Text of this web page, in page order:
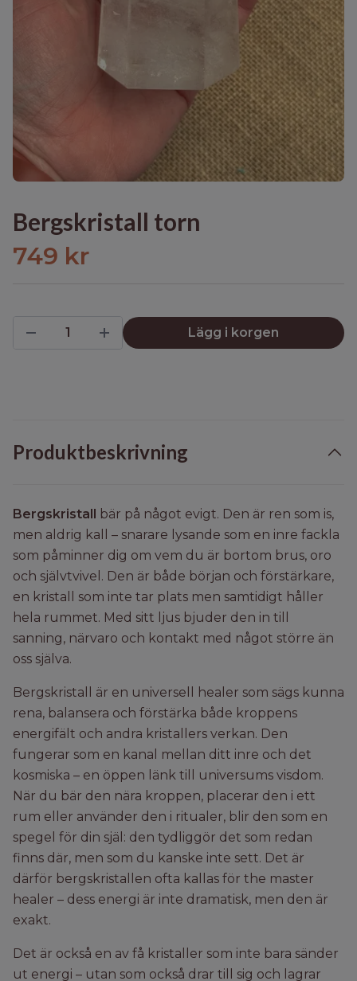
Bergskristall torn
749 kr
Lägg i korgen
Produktbeskrivning
Bergskristall bär på något evigt. Den är ren som is,
men aldrig kall – snarare lysande som en inre fackla
som påminner dig om vem du är bortom brus, oro
och självtvivel. Den är både början och förstärkare,
en kristall som inte tar plats men samtidigt håller
hela rummet. Med sitt ljus bjuder den in till
sanning, närvaro och kontakt med något större än
oss själva.
Bergskristall är en universell healer som sägs kunna
rena, balansera och förstärka både kroppens
energifält och andra kristallers verkan. Den
fungerar som en kanal mellan ditt inre och det
kosmiska – en öppen länk till universums visdom.
När du bär den nära kroppen, placerar den i ett
rum eller använder den i ritualer, blir den som en
spegel för din själ: den tydliggör det som redan
finns där, men som du kanske inte sett. Det är
därför bergskristallen ofta kallas för the master
healer – dess energi är inte dramatisk, men den är
exakt.
Det är också en av få kristaller som inte bara sänder
ut energi – utan som också drar till sig och lagrar